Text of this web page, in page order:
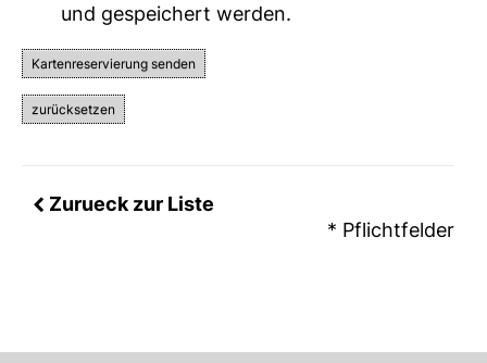
und gespeichert werden.
Kartenreservierung senden
zurücksetzen
Zurueck zur Liste
* Pflichtfelder